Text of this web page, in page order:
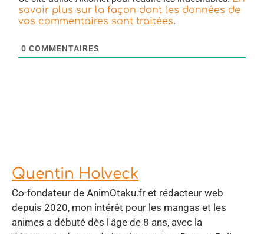
savoir plus sur la façon dont les données de
vos commentaires sont traitées.
0 COMMENTAIRES
Quentin Holveck
Co-fondateur de AnimOtaku.fr et rédacteur web
depuis 2020, mon intérêt pour les mangas et les
animes a débuté dès l'âge de 8 ans, avec la